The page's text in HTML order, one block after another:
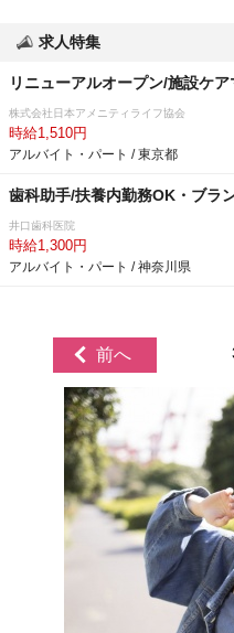
求人特集
リニューアルオープン/施設ケ
株式会社日本アメニティライフ協会
時給1,510円
アルバイト・パート / 東京都
歯科助手/扶養内勤務OK・ブラ
井口歯科医院
時給1,300円
アルバイト・パート / 神奈川県
前へ